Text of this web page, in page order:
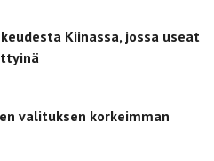
Kiinassa, jossa useat
valituksen korkeimman